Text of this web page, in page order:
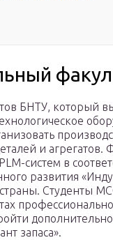
БНТУ, который
и агрегатов.
систем в
развития
Студенты
запаса».